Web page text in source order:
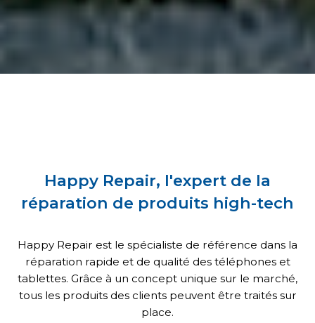
Happy Repair, l'expert de la
réparation de produits high-tech
Happy Repair est le spécialiste de référence dans la
réparation rapide et de qualité des téléphones et
tablettes. Grâce à un concept unique sur le marché,
tous les produits des clients peuvent être traités sur
place.